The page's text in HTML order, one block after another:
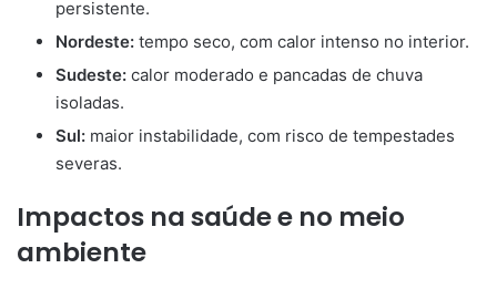
persistente.
Nordeste: tempo seco, com calor intenso no interior.
Sudeste: calor moderado e pancadas de chuva
isoladas.
Sul: maior instabilidade, com risco de tempestades
severas.
Impactos na saúde e no meio
ambiente